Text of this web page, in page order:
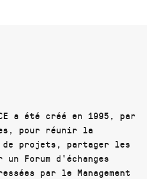
a été créé en 1995, par
pour réunir la
de projets, partager les
Forum d'échanges
par le Management